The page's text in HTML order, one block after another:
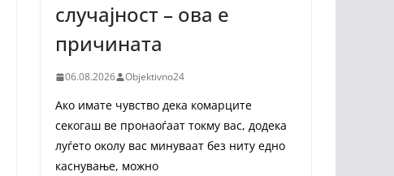
случајност – ова е
причината
06.08.2026 Objektivno24
Ако имате чувство дека комарците
секогаш ве пронаоѓаат токму вас, додека
луѓето околу вас минуваат без ниту едно
каснување, можно